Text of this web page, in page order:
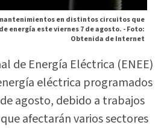
mantenimientos en distintos circuitos que
energía este viernes 7 de agosto. -Foto:
Obtenida de Internet
de Energía Eléctrica (ENEE)
eléctrica programados
agosto, debido a trabajos
afectarán varios sectores